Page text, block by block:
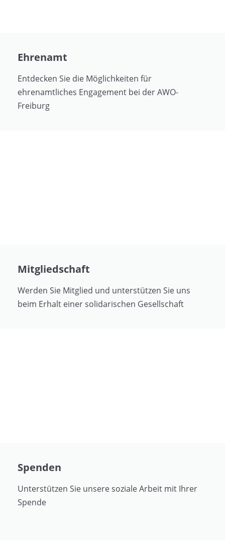
Ehrenamt
Entdecken Sie die Möglichkeiten für
ehrenamtliches Engagement bei der AWO-
Freiburg
Mitgliedschaft
Werden Sie Mitglied und unterstützen Sie uns
beim Erhalt einer solidarischen Gesellschaft
Spenden
Unterstützen Sie unsere soziale Arbeit mit Ihrer
Spende